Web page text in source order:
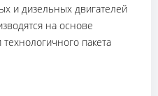
и дизельных двигателей
на основе
пакета